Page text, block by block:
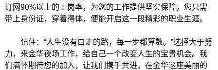
订网90%以上的上岗率，为您的工作提供坚实保障。您只需
带上身份证，穿着得体，便能开启这一段精彩的职业生涯。
记住：“人生没有白走的路，每一步都算数。”选择大于努
力，来金华夜场工作，给自己一个改变人生的宝贵机会。我
们满怀期待您的加入，让我们携手共进，在金华这座美丽的